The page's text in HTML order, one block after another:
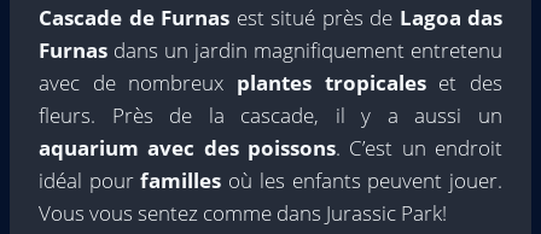
Cascade de Furnas est situé près de Lagoa das
Furnas dans un jardin magnifiquement entretenu
avec de nombreux plantes tropicaleset des
fleurs. Près de la cascade, il y a aussi un
aquarium avec des poissons. C’est un endroit
idéal pourfamilles où les enfants peuvent jouer.
Vous vous sentez comme dans Jurassic Park!